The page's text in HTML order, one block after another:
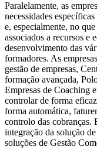
Paralelamente, as
necessidades
e, especialmente, no
associados a recursos e
desenvolvimento das
formadores. As
gestão de empresas,
formação avançada,
Empresas de Coaching
controlar de forma
forma automática,
controlo das cobranças.
integração da solução
soluções de Gestão